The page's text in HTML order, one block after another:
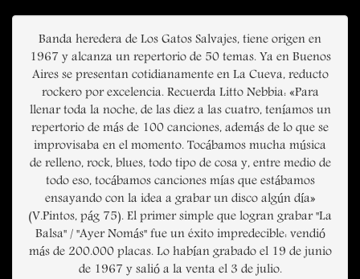
Banda heredera de Los Gatos Salvajes, tiene origen en
1967 y alcanza un repertorio de 50 temas. Ya en Buenos
Aires se presentan cotidianamente en La Cueva, reducto
rockero por excelencia. Recuerda Litto Nebbia: «Para
llenar toda la noche, de las diez a las cuatro, teníamos un
repertorio de más de 100 canciones, además de lo que se
improvisaba en el momento. Tocábamos mucha música
de relleno, rock, blues, todo tipo de cosa y, entre medio de
todo eso, tocábamos canciones mías que estábamos
ensayando con la idea a grabar un disco algún día»
(V.Pintos, pág 75). El primer simple que logran grabar "La
Balsa" / "Ayer Nomás" fue un éxito impredecible: vendió
más de 200.000 placas. Lo habían grabado el 19 de junio
de 1967 y salió a la venta el 3 de julio.